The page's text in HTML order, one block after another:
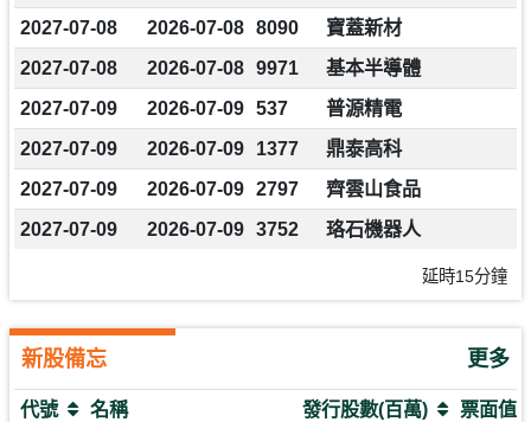
2027-07-08
2026-07-08 8090
寶蓋新材
2027-07-08
2026-07-08 9971
基本半導體
2027-07-09
2026-07-09 537
普源精電
2027-07-09
2026-07-09 1377
鼎泰高科
2027-07-09
2026-07-09 2797
齊雲山食品
2027-07-09
2026-07-09 3752 珞石機器人
延時15分鐘
新股備忘 更多
代號 名稱 發行股數(百萬)
票面值